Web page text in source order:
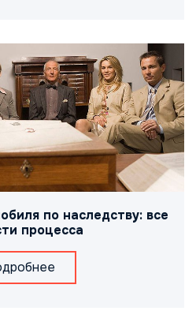
по наследству: все
процесса